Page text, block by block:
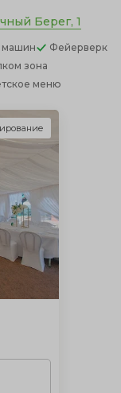
Берег, 1
машин
Фейерверк
зона
меню